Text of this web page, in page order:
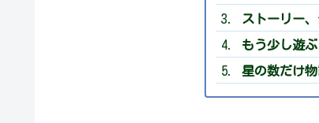
ストーリー
もう少し遊
星の数だけ